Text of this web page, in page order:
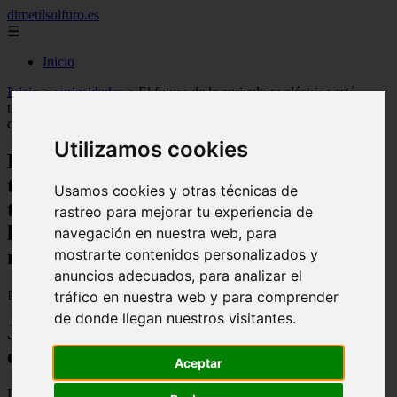
Utilizamos cookies
Usamos cookies y otras técnicas de
rastreo para mejorar tu experiencia de
navegación en nuestra web, para
mostrarte contenidos personalizados y
anuncios adecuados, para analizar el
tráfico en nuestra web y para comprender
de donde llegan nuestros visitantes.
Aceptar
dimetilsulfuro.es
☰
Inicio
Inicio > curiosidades >El futuro de la agricultura eléctrica está
tomando forma en John Deere: presenta tractor eléctrico de 130 CV
con hasta 8 horas de autonomía y carga rápida en 30 minutos
El futuro de la agricultura eléctrica está
tomando forma en John Deere: presenta
tractor eléctrico de 130 CV con hasta 8
horas de autonomía y carga rápida en 30
minutos
📅 04/01/2026
John Deere impulsa la transición
eléctrica en el campo
La compañía John Deere presenta un tractor modular y sin